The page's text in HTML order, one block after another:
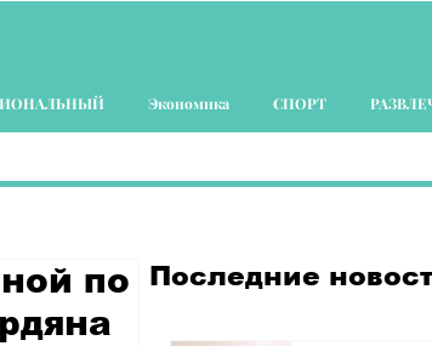
Экономика СПОРТ
по
Последние